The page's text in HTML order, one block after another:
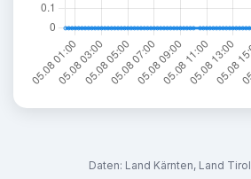
Daten: Land Kärnten, Land Tirol